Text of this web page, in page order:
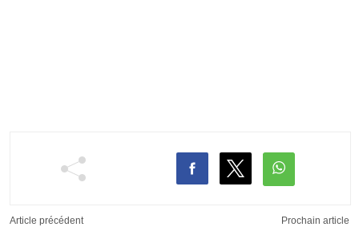
Article précédent Prochain article